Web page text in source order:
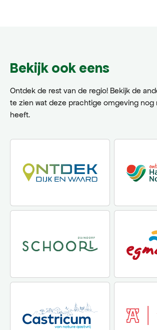
Bekijk ook eens
Ontdek de rest van de regio! Bekijk de
te zien wat deze prachtige omgeving nog
heeft.